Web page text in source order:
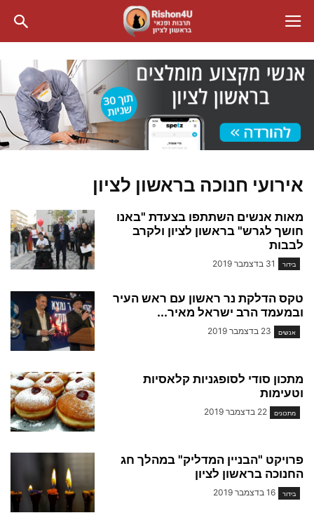
אירועי חנוכה בראשון לציון
מאות אנשים השתתפו בצעדת "באנו
חושך לגרש" בראשון לציון ולקרב
לבבות
בידור 31 בדצמבר 2019
טקס הדלקת נר ראשון עם ראש העיר
ובמעמד הרב ישראל מאיר...
אנשים 23 בדצמבר 2019
מתכון סודי לסופגניות קלאסיות
וטעימות
מתכונים 22 בדצמבר 2019
פרויקט "הבניין המדליק" במהלך חג
החנוכה בראשון לציון
בידור 16 בדצמבר 2019